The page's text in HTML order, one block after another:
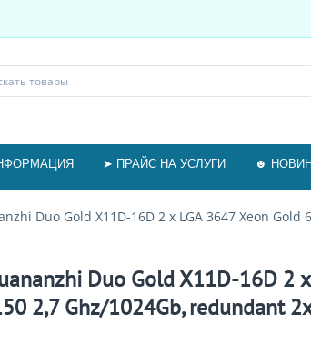
➤ ПРАЙС НА УСЛУГИ ☻
Duo Gold X11D-16D 2 x LGA 3647 Xeon Gold
Duo Gold X11D-16D 2
2,7 Ghz/1024Gb, redundant